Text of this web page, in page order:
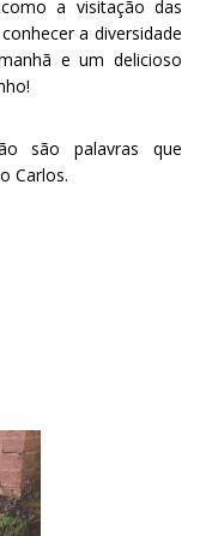
a visitação das
a diversidade
e um delicioso
são palavras que
Carlos.